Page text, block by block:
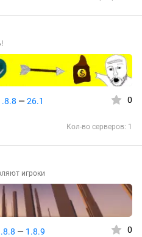
— 26.1 0
Кол-во серверов: 1
игроки
— 1.8.9 0